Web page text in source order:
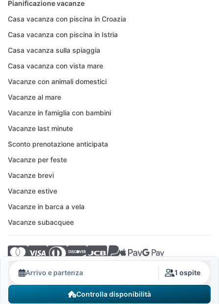
Arrivo e partenza 1 ospite
Controlla disponibilità
Pianificazione vacanze
Casa vacanza con piscina in Croazia
Casa vacanza con piscina in Istria
Casa vacanza sulla spiaggia
Casa vacanza con vista mare
Vacanze con animali domestici
Vacanze al mare
Vacanze in famiglia con bambini
Vacanze last minute
Sconto prenotazione anticipata
Vacanze per feste
Vacanze brevi
Vacanze estive
Vacanze in barca a vela
Vacanze subacquee
© 2026 Crovillas GmbH